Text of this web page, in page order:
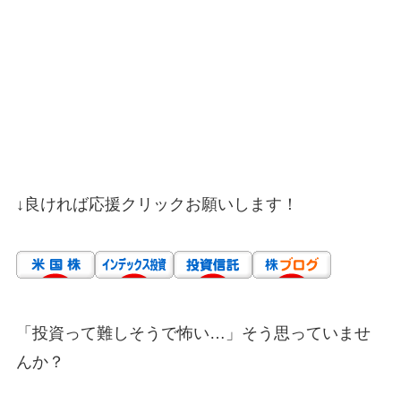
↓良ければ応援クリックお願いします！
「投資って難しそうで怖い…」そう思っていませ
んか？